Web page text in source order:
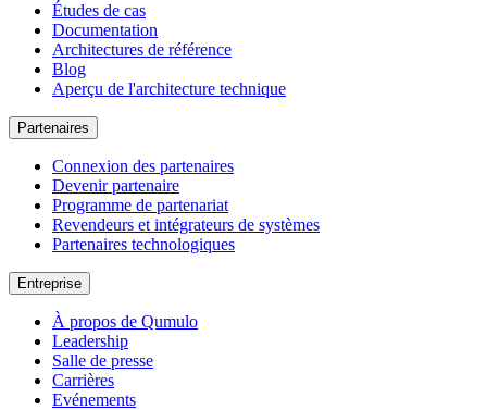
Études de cas
Documentation
Architectures de référence
Blog
Aperçu de l'architecture technique
Partenaires
Connexion des partenaires
Devenir partenaire
Programme de partenariat
Revendeurs et intégrateurs de systèmes
Partenaires technologiques
Entreprise
À propos de Qumulo
Leadership
Salle de presse
Carrières
Evénements